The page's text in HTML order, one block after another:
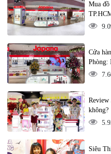
Mua
Cửa
Phòng:
yêu
Review
không?
Siêu